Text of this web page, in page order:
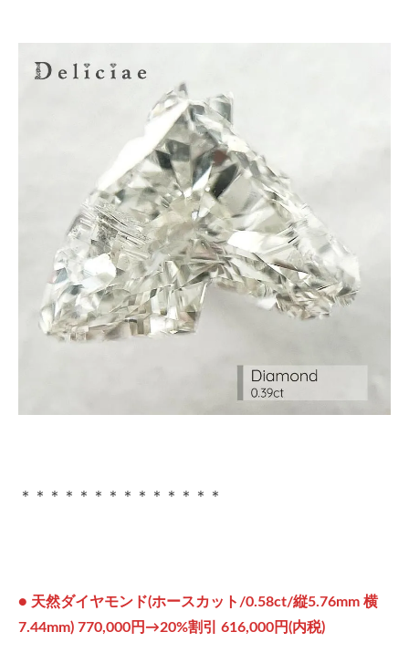
＊＊＊＊＊＊＊＊＊＊＊＊＊＊
● 天然ダイヤモンド(ホースカット/0.58ct/縦5.76mm 横
7.44mm) 770,000円→20%割引 616,000円(内税)